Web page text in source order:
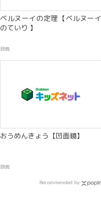
ベルヌーイの定理【ベルヌーイ
のていり 】
辞典
おうめんきょう【凹面鏡】
辞典
Recommended by